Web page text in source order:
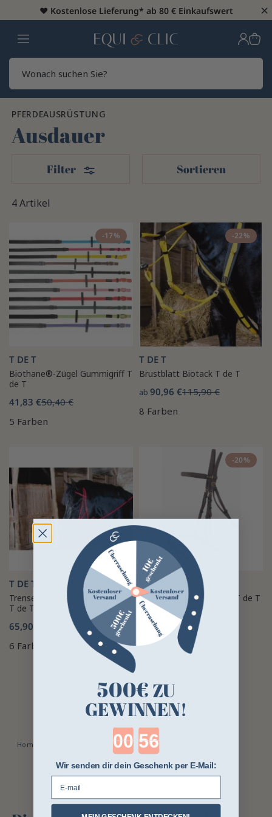
♥️ Kostenlose Lieferung* ab 80 € Einkaufswert ×
Heim
PFERDEAUSRÜSTUNG
Ausdauer
4 Artikel
Filter Filter Sortieren
-17%
T DE T
Biothane®-Zügel Gummigriff T
de T
41,83 €50,40 €
5 Farben
-22%
T DE T
Brustblatt Biotack T de T
ab 90,96 €115,90 €
8 Farben
T DE T
Trensenzaum Halfter Biotack®
T de T
65,90 €
6 Farben
-20%
T DE T
Trensenzaum Biotack® T de T
66,01 €82,30 €
9 Farben
Showing 1 - 4 of 4 items
Home Pferdeausrüstung Disziplinen
500€ ZU
GEWINNEN!
Countdown ends in:
Wir senden dir dein Geschenk per E-Mail: